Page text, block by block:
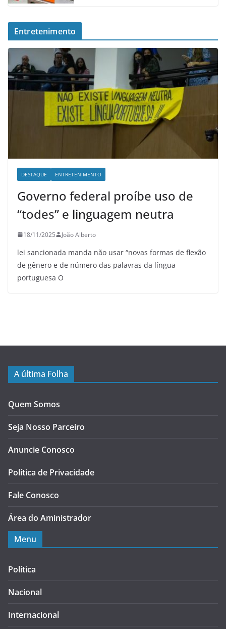
Entretenimento
DESTAQUE ENTRETENIMENTO
Governo federal proíbe uso de
“todes” e linguagem neutra
18/11/2025 João Alberto
lei sancionada manda não usar “novas formas de flexão
de gênero e de número das palavras da língua
portuguesa O
A última Folha
Quem Somos
Seja Nosso Parceiro
Anuncie Conosco
Política de Privacidade
Fale Conosco
Área do Aministrador
Menu
Política
Nacional
Internacional